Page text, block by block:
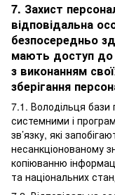
7. Захист
відповідальна
безпосередньо
мають доступ до
з виконанням
зберігання
7.1. Володільця
системними і
зв’язку, які
несанкціонованому
копіюванню
та національних